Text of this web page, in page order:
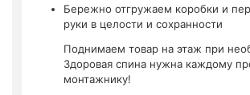
Бережно отгружаем коробки и
руки в целости и сохранности
Поднимаем товар на этаж при
Здоровая спина нужна каждому
монтажнику!